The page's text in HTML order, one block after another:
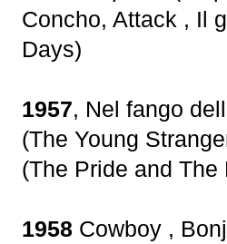
Concho, Attack , Il
Days)
1957, Nel fango
(The Young
(The Pride and The
1958 Cowboy ,